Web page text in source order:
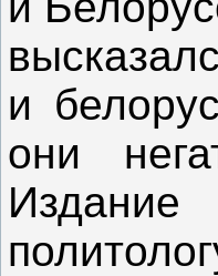
и
они
Издание